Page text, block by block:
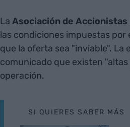
La Asociación de
las condiciones impuestas por
que la oferta sea "inviable".
comunicado que existen
operación.
SI QUIERES SABER MÁS